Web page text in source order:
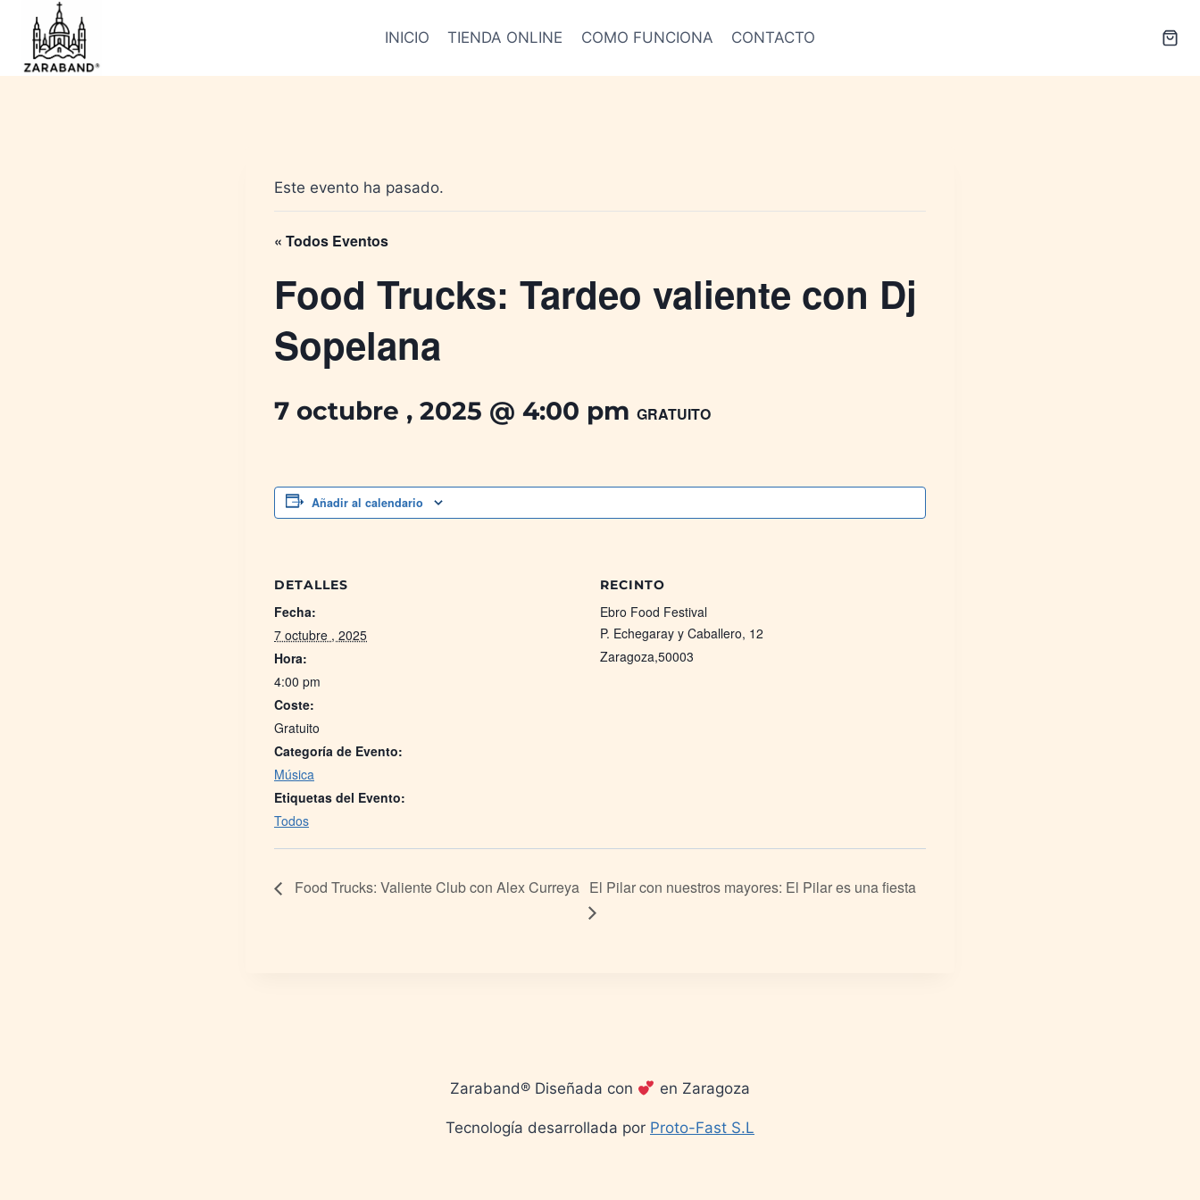
contenido
INICIO TIENDA ONLINE COMO FUNCIONA CONTACTO
Este evento ha pasado.
« Todos Eventos
Food Trucks: Tardeo valiente con Dj
Sopelana
7 octubre , 2025 @ 4:00 pm GRATUITO
Añadir al calendario
DETALLES
Fecha:
7 octubre , 2025
Hora:
4:00 pm
Coste:
Gratuito
Categoría de Evento:
Música
Etiquetas del Evento:
Todos
RECINTO
Ebro Food Festival
P. Echegaray y Caballero, 12
Zaragoza,50003
Food Trucks: Valiente Club con Alex Curreya El Pilar con nuestros mayores: El Pilar es una fiesta
Zaraband® Diseñada con en Zaragoza
Tecnología desarrollada por Proto-Fast S.L